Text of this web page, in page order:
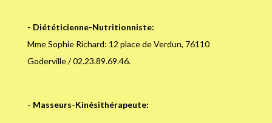
- Diététicienne-Nutritionniste:
Mme Sophie Richard: 12 place de Verdun, 76110
Goderville / 02.23.89.69.46.
- Masseurs-Kinésithérapeute: